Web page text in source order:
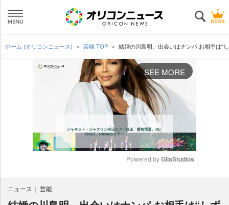
ホーム (オリコンニュース) 芸能 TOP 結婚の川島明、出会いはナンパ お相手は“
SEE MORE
Powered by GliaStudios
ニュース 芸能